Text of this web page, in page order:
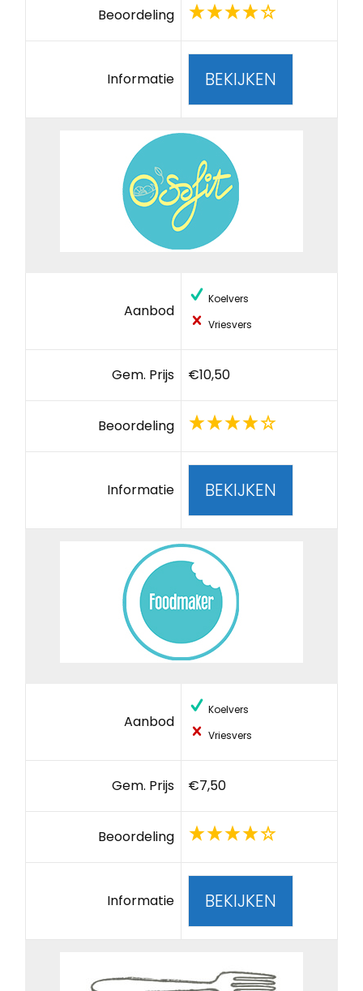
Beoordeling
Informatie BEKIJKEN
Aanbod
Koelvers
Vriesvers
Gem. Prijs €10,50
Beoordeling
Informatie BEKIJKEN
Aanbod
Koelvers
Vriesvers
Gem. Prijs €7,50
Beoordeling
Informatie BEKIJKEN